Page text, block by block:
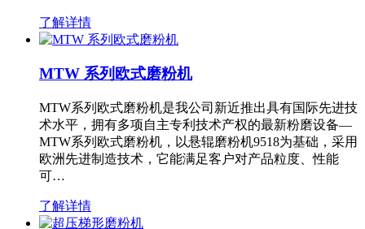
了解详情
MTW 系列欧式磨粉机
MTW系列欧式磨粉机是我公司新近推出具有国际先进技
术水平，拥有多项自主专利技术产权的最新粉磨设备—
MTW系列欧式磨粉机，以悬辊磨粉机9518为基础，采用
欧洲先进制造技术，它能满足客户对产品粒度、性能
可…
了解详情